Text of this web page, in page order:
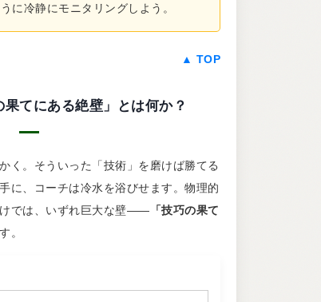
に冷静にモニタリングしよう。
▲ TOP
てにある絶壁」とは何か？
く。そういった「技術」を磨けば勝てる
に、コーチは冷水を浴びせます。物理的
では、いずれ巨大な壁―― 「技巧の果て
。